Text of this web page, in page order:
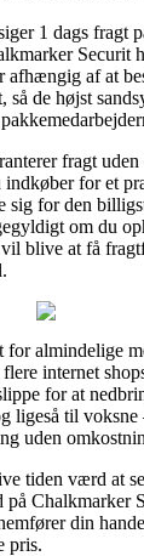
1 dags fragt
Securit
afhængig af at
de højst
fragt
indkøber for et
sig for den
om du
blive at få
almindelige
internet
for at
ligeså til voksne
uden
tiden værd at
på Chalkmarker
din
pris.